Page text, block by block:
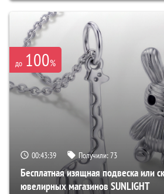
до 100%
00:43:38 Получили:73
Бесплатная изящная подвеска или
ювелирных магазинов SUNLIGHT